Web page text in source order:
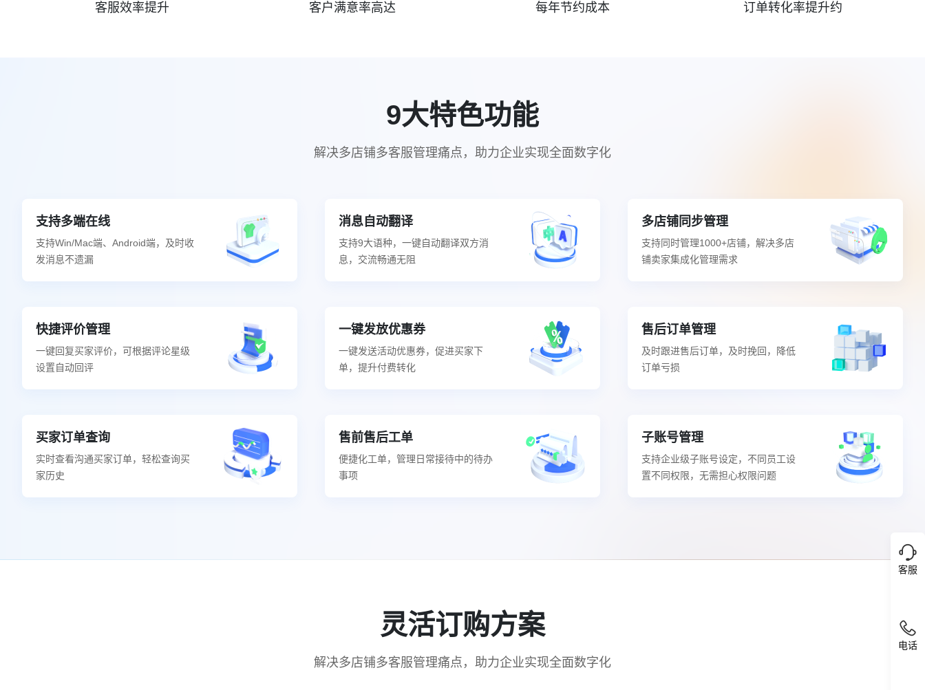
客服效率提升 客户满意率高达 每年节约成本 订单转化率提升约
9大特色功能
解决多店铺多客服管理痛点，助力企业实现全面数字化
支持多端在线
支持Win/Mac端、Android端，及时收
发消息不遗漏
消息自动翻译
支持9大语种，一键自动翻译双方消
息，交流畅通无阻
多店铺同步管理
支持同时管理1000+店铺，解决多店
铺卖家集成化管理需求
快捷评价管理
一键回复买家评价，可根据评论星级
设置自动回评
一键发放优惠券
一键发送活动优惠券，促进买家下
单，提升付费转化
售后订单管理
及时跟进售后订单，及时挽回，降低
订单亏损
买家订单查询
实时查看沟通买家订单，轻松查询买
家历史
售前售后工单
便捷化工单，管理日常接待中的待办
事项
子账号管理
支持企业级子账号设定，不同员工设
置不同权限，无需担心权限问题
灵活订购方案
解决多店铺多客服管理痛点，助力企业实现全面数字化
客服
电话